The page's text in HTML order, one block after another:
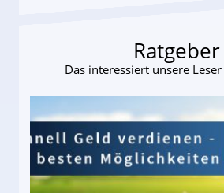
Ratgeber
Das interessiert unsere